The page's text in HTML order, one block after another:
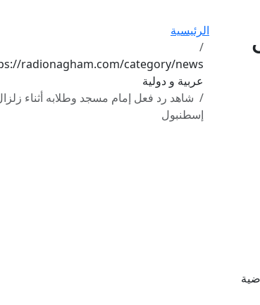
الرئيسية
عربية و دولية
شاهد رد فعل إمام مسجد وطلابه أثناء
إسطنبول